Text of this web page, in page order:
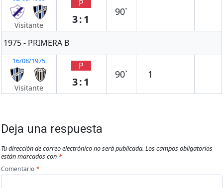
Visitante
P
3:1
90`
1975 - PRIMERA B
16/08/1975
Visitante
P
3:1
90` 1
Deja una respuesta
Tu dirección de correo electrónico no será publicada. Los campos obligatorios
están marcados con *
Comentario *